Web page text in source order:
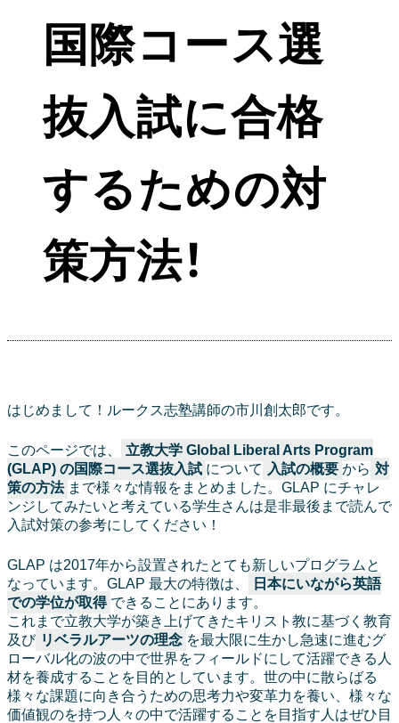
国際コース選
抜入試に合格
するための対
策方法！
はじめまして！ルークス志塾講師の市川創太郎です。
このページでは、
立教大学 Global Liberal Arts Program
(GLAP) の国際コース選抜入試 について 入試の概要 から 対
策の方法 まで様々な情報をまとめました。GLAP にチャレ
ンジしてみたいと考えている学生さんは是非最後まで読んで
入試対策の参考にしてください！
GLAP は2017年から設置されたとても新しいプログラムと
なっています。GLAP 最大の特徴は、
日本にいながら英語
での学位が取得 できることにあります。
これまで立教大学が築き上げてきたキリスト教に基づく教育
及び リベラルアーツの理念 を最大限に生かし急速に進むグ
ローバル化の波の中で世界をフィールドにして活躍できる人
材を養成することを目的としています。世の中に散らばる
様々な課題に向き合うための思考力や変革力を養い、様々な
価値観のを持つ人々の中で活躍することを目指す人はぜひ目